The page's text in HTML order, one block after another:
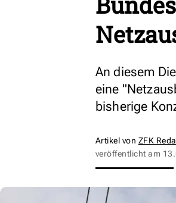
An diesem
eine
bisherige
Artikel von ZFK
veröffentlicht am